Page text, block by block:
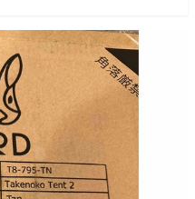
SOLD OUT